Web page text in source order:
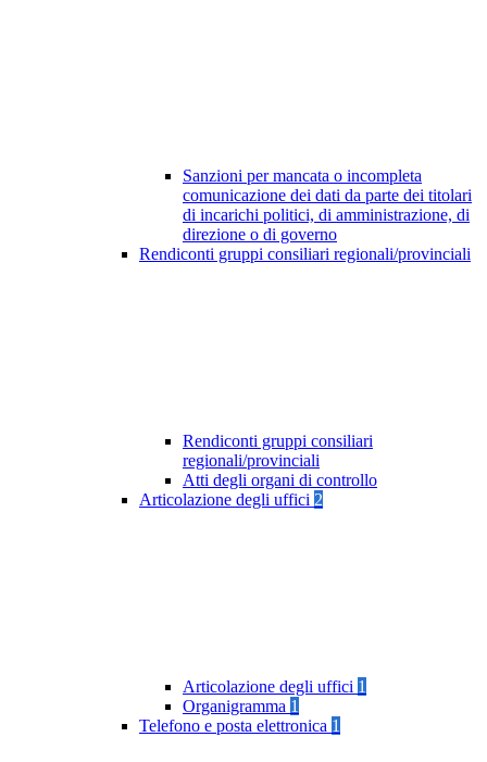
Sanzioni per mancata o incompleta
comunicazione dei dati da parte dei titolari
di incarichi politici, di amministrazione, di
direzione o di governo
Rendiconti gruppi consiliari regionali/provinciali
Rendiconti gruppi consiliari
regionali/provinciali
Atti degli organi di controllo
Articolazione degli uffici 2
Articolazione degli uffici 1
Organigramma 1
Telefono e posta elettronica 1